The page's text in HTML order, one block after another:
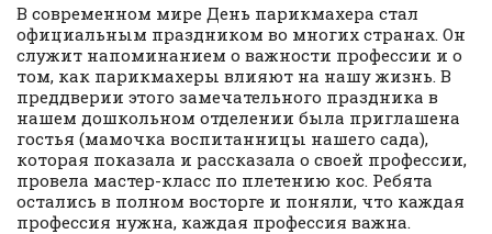
В современном мире День парикмахера стал
официальным праздником во многих странах. Он
служит напоминанием о важности профессии и о
том, как парикмахеры влияют на нашу жизнь. В
преддверии этого замечательного праздника в
нашем дошкольном отделении была приглашена
гостья (мамочка воспитанницы нашего сада),
которая показала и рассказала о своей профессии,
провела мастер-класс по плетению кос. Ребята
остались в полном восторге и поняли, что каждая
профессия нужна, каждая профессия важна.